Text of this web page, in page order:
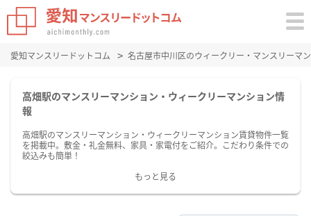
愛知マンスリードットコム 名古屋市中川区のウィークリー・マンスリーマ
高畑駅のマンスリーマンション・ウィークリーマンション情
報
高畑駅のマンスリーマンション・ウィークリーマンション賃貸物件一覧
を掲載中。敷金・礼金無料、家具・家電付をご紹介。こだわり条件での
絞込みも簡単！
もっと見る